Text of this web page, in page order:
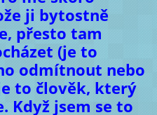
ji bytostně
přesto tam
(je to
odmítnout nebo
to člověk, který
Když jsem se to